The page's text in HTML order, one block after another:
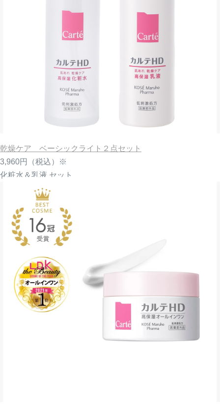
乾燥ケア ベーシックライト２点セット
3,960円
（税込）※
化粧水＆乳液 セット